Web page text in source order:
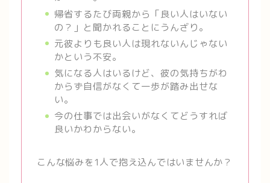
帰省するたび両親から「良い人はいない
の？」と聞かれることにうんざり。
元彼よりも良い人は現れないんじゃない
かという不安。
気になる人はいるけど、彼の気持ちがわ
からず自信がなくて一歩が踏み出せな
い。
今の仕事では出会いがなくてどうすれば
良いかわからない。
こんな悩みを1人で抱え込んではいませんか？